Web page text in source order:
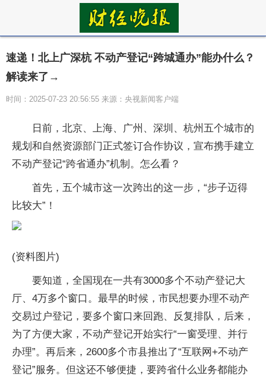
速递！北上广深杭 不动产登记“跨城通办”能办什么？
解读来了→
时间：2025-07-23 20:56:55 来源：央视新闻客户端
日前，北京、上海、广州、深圳、杭州五个城市的
规划和自然资源部门正式签订合作协议，宣布携手建立
不动产登记“跨省通办”机制。怎么看？
首先，五个城市这一次跨出的这一步，“步子迈得
比较大”！
(资料图片)
要知道，全国现在一共有3000多个不动产登记大
厅、4万多个窗口。最早的时候，市民想要办理不动产
交易过户登记，要多个窗口来回跑、反复排队，后来，
为了方便大家，不动产登记开始实行“一窗受理、并行
办理”。再后来，2600多个市县推出了“互联网+不动产
登记”服务。但这还不够便捷，要跨省什么业务都能办